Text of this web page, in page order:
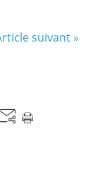
suivant »